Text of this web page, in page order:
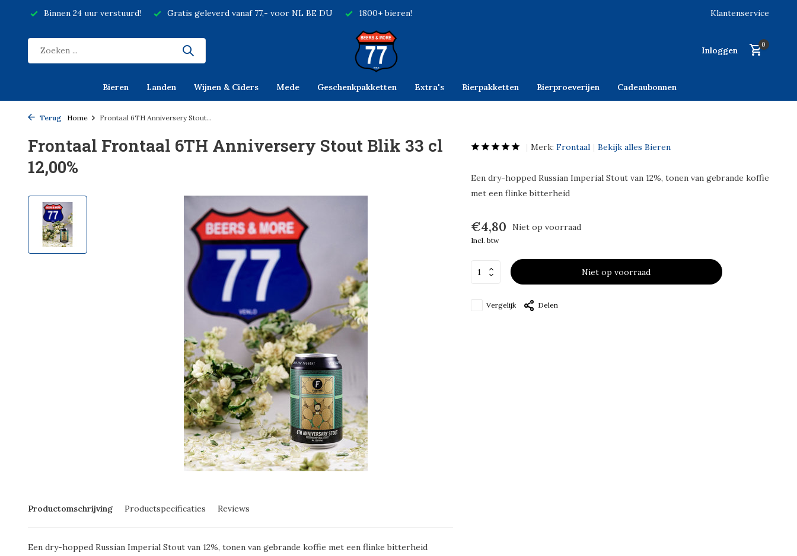
Binnen 24 uur verstuurd! Gratis geleverd vanaf 77,- voor NL BE DU 1800+ bieren! Klantenservice
Inloggen
0
Bieren Landen Wijnen & Ciders Mede Geschenkpakketten Extra's Bierpakketten Bierproeverijen Cadeaubonnen
Terug Home Frontaal 6TH Anniversery Stout...
Frontaal Frontaal 6TH Anniversery Stout Blik 33 cl
12,00%
Productomschrijving Productspecificaties Reviews
Een dry-hopped Russian Imperial Stout van 12%, tonen van gebrande koffie met een flinke bitterheid
Merk: Frontaal Bekijk alles Bieren
Een dry-hopped Russian Imperial Stout van 12%, tonen van gebrande koffie
met een flinke bitterheid
€4,80 Niet op voorraad
Incl. btw
Niet op voorraad
Vergelijk Delen